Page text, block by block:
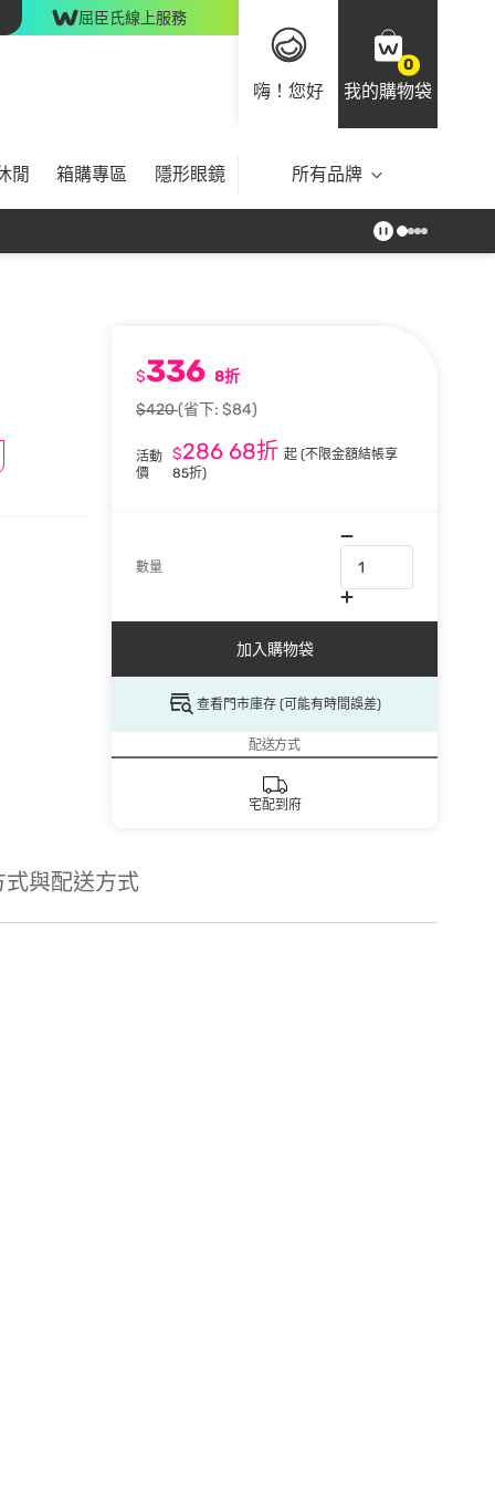
屈臣氏線上服務
嗨！您好
0
我的購物袋
閒 箱購專區 隱形眼鏡 所有品牌
$336 8折
$420(省下: $84)
活動
價
$286 68折起(不限金額結帳享
85折)
數量
加入購物袋
查看門市庫存 (可能有時間誤差)
配送方式
宅配到府
式與配送方式